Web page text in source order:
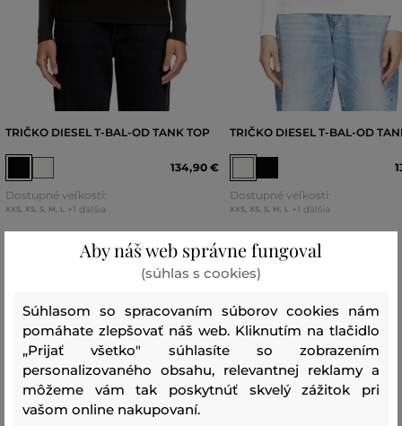
TRIČKO DIESEL T-BAL-OD TANK TOP
134,90 €
Dostupné veľkosti:
XXS, XS, S, M, L +1 ďalšia
TRIČKO DIESEL T-BAL-OD
Dostupné veľkosti:
XXS, XS, S, M, L +1 ďalšia
Recenzie
AKO SEDELA VYBRANÁ VEĽKOSŤ NAŠIM ZÁKAZNÍKOM
Veľkosť je oveľa menšia ako
nosím
0
Aby náš web správne fungoval
(súhlas s cookies)
Súhlasom so spracovaním súborov cookies nám
pomáhate zlepšovať náš web. Kliknutím na tlačidlo
„Prijať všetko" súhlasíte so zobrazením
personalizovaného obsahu, relevantnej reklamy a
môžeme vám tak poskytnúť skvelý zážitok pri
vašom online nakupovaní.